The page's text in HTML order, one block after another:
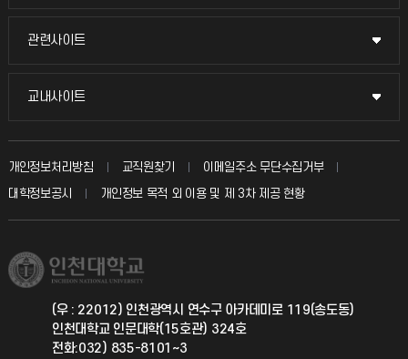
입학안내
취업정보(학생)
묻고 답하기
칭찬마당
학생서비스 지킴이
관련사이트
관련사이트
국방헬프콜
총동문회
교내사이트
교내사이트
교수회
교육혁신본부
국제지원과
공자아카데미
개인정보처리방침 교직원찾기
이메일주소 무단수집거부
대학정보공시
개인정보 목적 외 이용 및 제 3차 제공 현황
(우 : 22012) 인천광역시 연수구 아카데미로 119(송도동)
인천대학교 인문대학(15호관) 324호
전화:032) 835-8101~3